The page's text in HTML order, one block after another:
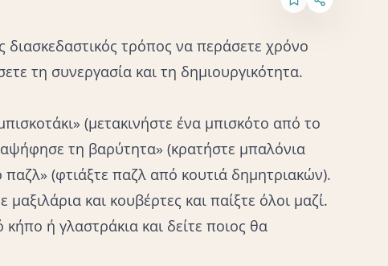
διασκεδαστικός τρόπος να περάσετε χρόνο
τη συνεργασία και τη δημιουργικότητα.
(μετακινήστε ένα μπισκότο από το
τη βαρύτητα» (κρατήστε μπαλόνια
(φτιάξτε παζλ από κουτιά δημητριακών).
και κουβέρτες και παίξτε όλοι μαζί.
ή γλαστράκια και δείτε ποιος θα